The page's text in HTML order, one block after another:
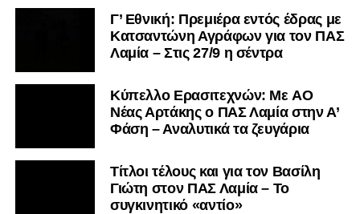
Γ’ Εθνική: Πρεμιέρα εντός έδρας με
Κατσαντώνη Αγράφων για τον ΠΑΣ
Λαμία – Στις 27/9 η σέντρα
Kύπελλο Ερασιτεχνών: Με AO
Nέας Αρτάκης ο ΠΑΣ Λαμία στην Α’
Φάση – Αναλυτικά τα ζευγάρια
Τίτλοι τέλους και για τον Βασίλη
Γιώτη στον ΠΑΣ Λαμία – Το
συγκινητικό «αντίο»